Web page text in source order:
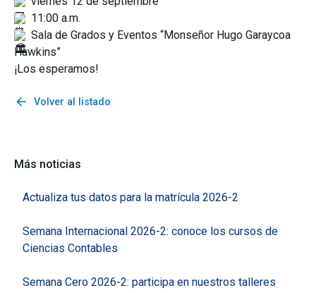
11:00 a.m.
Sala de Grados y Eventos “Monseñor Hugo Garaycoa
Hawkins”
¡Los esperamos!
arrow_back Volver al listado
Más noticias
Actualiza tus datos para la matrícula 2026-2
Semana Internacional 2026-2: conoce los cursos de
Ciencias Contables
Semana Cero 2026-2: participa en nuestros talleres